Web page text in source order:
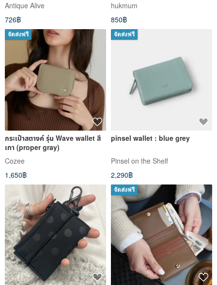
Antique Alive
726฿
hukmum
850฿
จัดส่งฟรี
กระเป๋าสตางค์ รุ่น Wave wallet สี
เทา (proper gray)
Cozee
1,650฿
จัดส่งฟรี
pinsel wallet : blue grey
Pinsel on the Shelf
2,290฿
จัดส่งฟรี